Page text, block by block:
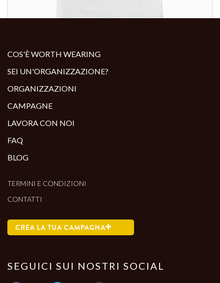
COS'È WORTH WEARING
SEI UN'ORGANIZZAZIONE?
ORGANIZZAZIONI
CAMPAGNE
LAVORA CON NOI
FAQ
BLOG
TERMINI E CONDIZIONI
CONTATTI
CREA LA TUA CAMPAGNA
SEGUICI SUI NOSTRI SOCIAL